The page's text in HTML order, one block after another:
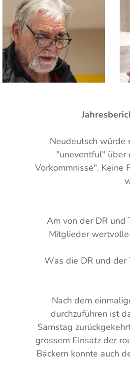
Neudeutsch würde
"uneventful" über
Vorkommnisse". Keine
Am von der DR und
Mitglieder
Was die DR und
Nach dem
durchzuführen ist
Samstag
grossem Einsatz der
Bäckern konnte auch